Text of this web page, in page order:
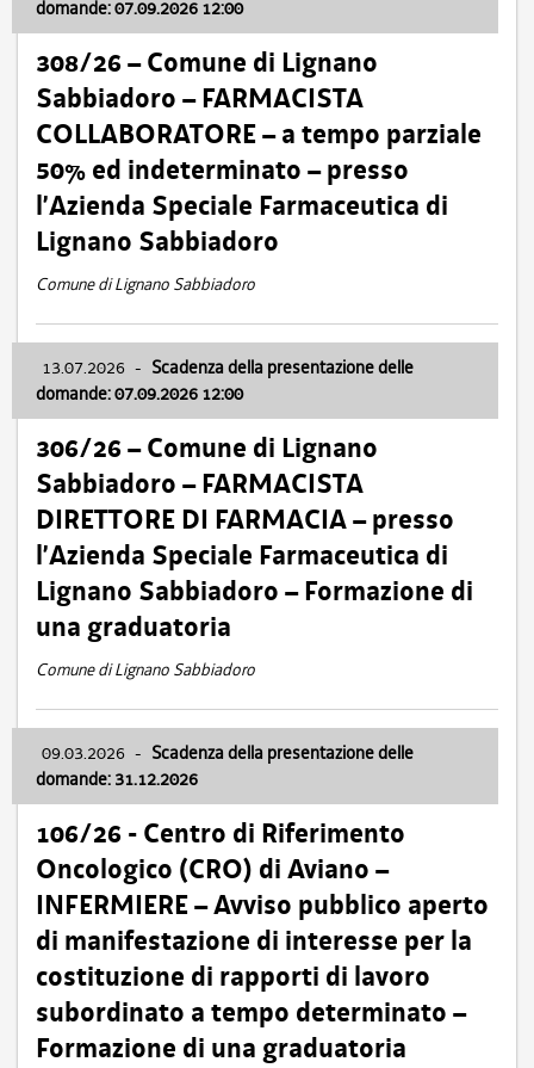
domande: 07.09.2026 12:00
308/26 – Comune di Lignano
Sabbiadoro – FARMACISTA
COLLABORATORE – a tempo parziale
50% ed indeterminato – presso
l’Azienda Speciale Farmaceutica di
Lignano Sabbiadoro
Comune di Lignano Sabbiadoro
13.07.2026 - Scadenza della presentazione delle
domande: 07.09.2026 12:00
306/26 – Comune di Lignano
Sabbiadoro – FARMACISTA
DIRETTORE DI FARMACIA – presso
l’Azienda Speciale Farmaceutica di
Lignano Sabbiadoro – Formazione di
una graduatoria
Comune di Lignano Sabbiadoro
09.03.2026 - Scadenza della presentazione delle
domande: 31.12.2026
106/26 - Centro di Riferimento
Oncologico (CRO) di Aviano –
INFERMIERE – Avviso pubblico aperto
di manifestazione di interesse per la
costituzione di rapporti di lavoro
subordinato a tempo determinato –
Formazione di una graduatoria